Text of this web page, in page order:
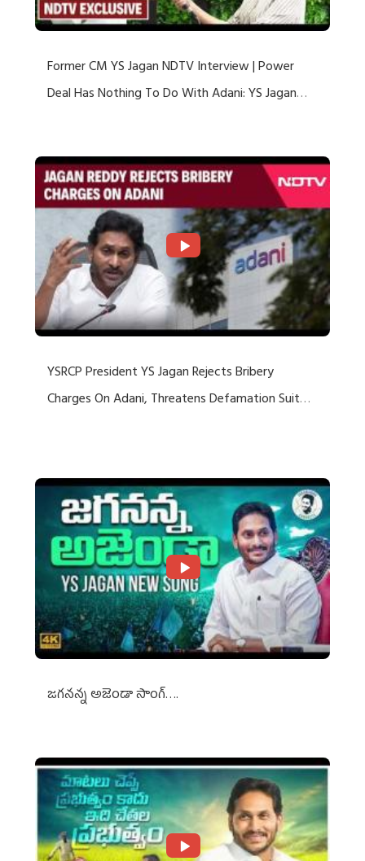
Former CM YS Jagan NDTV Interview | Power
Deal Has Nothing To Do With Adani: YS Jagan
YSRCP President YS Jagan Rejects Bribery
Charges On Adani, Threatens Defamation Suit
జగనన్న అజెండా సాంగ్….